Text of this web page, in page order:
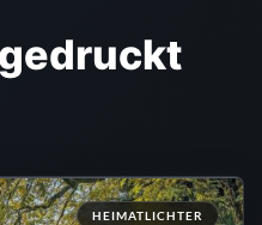
HEIMATLICHTER